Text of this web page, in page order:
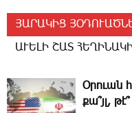
ՅԱՐԱԿԻՑ
ԱՒԵԼԻ ՇԱՏ
Օրուան
քա՞յլ,